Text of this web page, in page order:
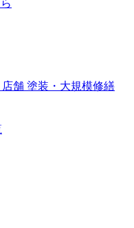
舗 塗装・大規模修繕